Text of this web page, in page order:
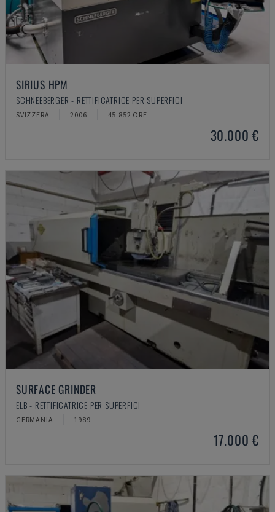
SIRIUS HPM
SCHNEEBERGER - RETTIFICATRICE PER SUPERFICI
SVIZZERA 2006 45.852 ORE
30.000 €
SURFACE GRINDER
ELB - RETTIFICATRICE PER SUPERFICI
GERMANIA 1989
17.000 €